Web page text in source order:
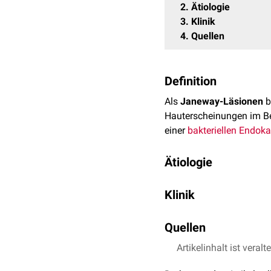
2 Ätiologie
3 Klinik
4 Quellen
Definition
Als Janeway-Läsionen
Hauterscheinungen im
einer bakteriellen
Ätiologie
(Mikroembolien
Klinik
Endgliedern der Finger
Quellen
↑ Farrior JB,
Artikelinhalt ist